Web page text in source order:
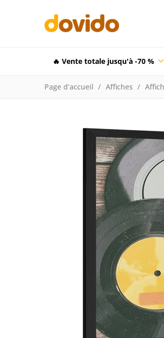
🔥 Vente totale jusqu'à -70 %
Page d’accueil Affiches